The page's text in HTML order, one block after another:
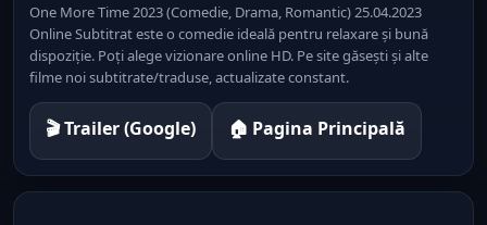
One More Time 2023 (Comedie, Drama, Romantic) 25.04.2023
Online Subtitrat este o comedie ideală pentru relaxare și bună
dispoziție. Poți alege vizionare online HD. Pe site găsești și alte
filme noi subtitrate/traduse, actualizate constant.
🎬 Trailer (Google) 🏠 Pagina Principală